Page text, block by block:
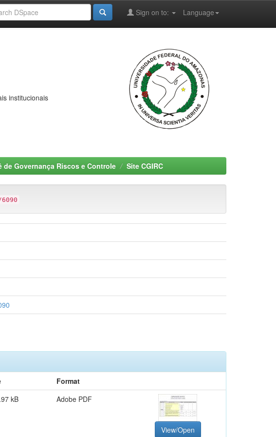
Language
Sign on to:
institucionais
de Governança Riscos e Controle Site CGIRC
Format
kB Adobe PDF
View/Open